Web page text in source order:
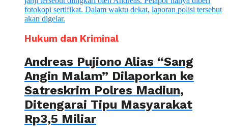
Hukum dan Kriminal
Andreas Pujiono Alias “Sang
Angin Malam” Dilaporkan ke
Satreskrim Polres Madiun,
Ditengarai Tipu Masyarakat
Rp3,5 Miliar